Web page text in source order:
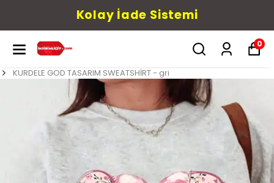
Kolay İade Sistemi
0
KURDELE GOD TASARIM SWEATSHİRT - gri